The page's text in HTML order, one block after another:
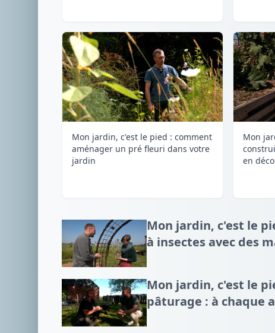
Mon jardin, c'est le pied : comment
aménager un pré fleuri dans votre
jardin
Mon
en
Mon jardin, c'est le
à insectes avec des
Mon jardin, c'est le
pâturage : à chaque